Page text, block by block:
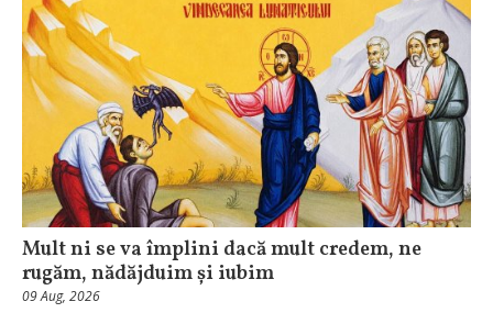
Mult ni se va împlini dacă mult credem, ne
rugăm, nădăjduim și iubim
09 Aug, 2026